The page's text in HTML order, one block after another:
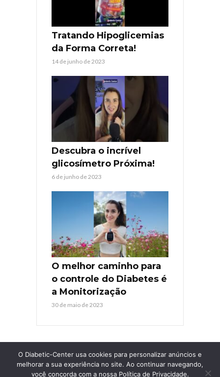
Tratando Hipoglicemias
da Forma Correta!
14 de junho de 2023
Descubra o incrível
glicosímetro Próxima!
6 de junho de 2023
O melhor caminho para
o controle do Diabetes é
a Monitorização
30 de maio de 2023
O Diabetic-Center usa cookies para personalizar anúncios e
melhorar a sua experiência no site. Ao continuar navegando,
você concorda com a nossa Política de Privacidade.